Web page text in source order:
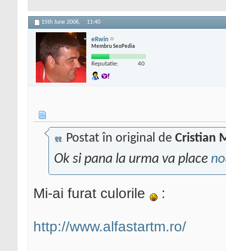
15th June 2006, 11:40
eRwin
Membru SeoPedia
Reputatie: 40
Postat în original de Cristian
Ok si pana la urma va place
Mi-ai furat culorile :
http://www.alfastartm.ro/